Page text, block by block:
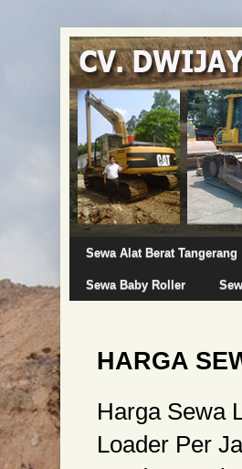
Sewa Alat Berat Tangerang
Sewa Baby Roller
HARGA
Harga Sewa
Loader Per